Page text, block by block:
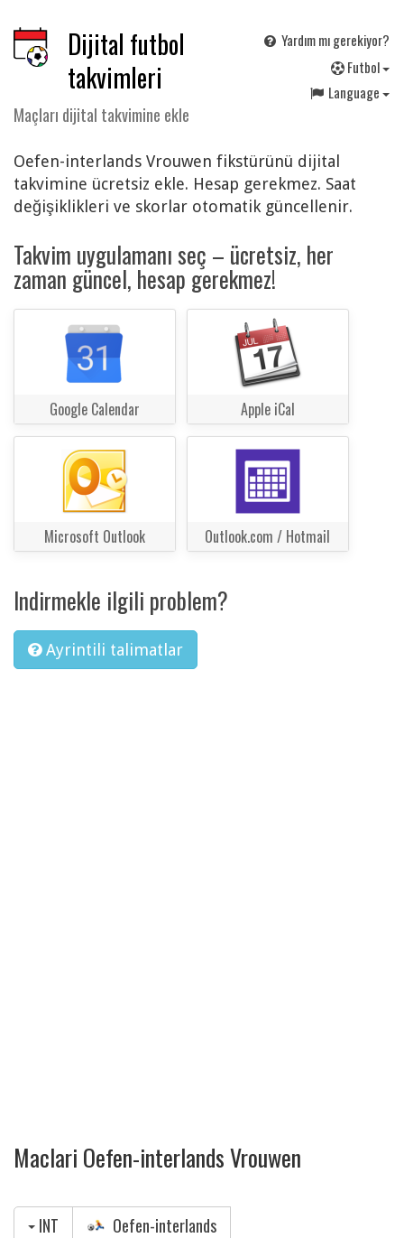
Dijital futbol
takvimleri
Maçları dijital takvimine ekle
Yardım mı gerekiyor?
Futbol
Language
Oefen-interlands Vrouwen fikstürünü dijital
takvimine ücretsiz ekle. Hesap gerekmez. Saat
değişiklikleri ve skorlar otomatik güncellenir.
Takvim uygulamanı seç – ücretsiz, her
zaman güncel, hesap gerekmez!
Google Calendar Apple iCal
Microsoft Outlook Outlook.com / Hotmail
Indirmekle ilgili problem?
Ayrintili talimatlar
Maclari Oefen-interlands Vrouwen
INT
Oefen-interlands